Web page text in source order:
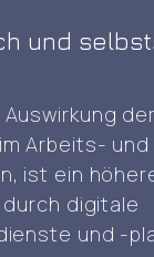
Es war die
großartig,
…
the
first
GITEX
AI
und
Arbeits- und
ist ein
digitale
und -